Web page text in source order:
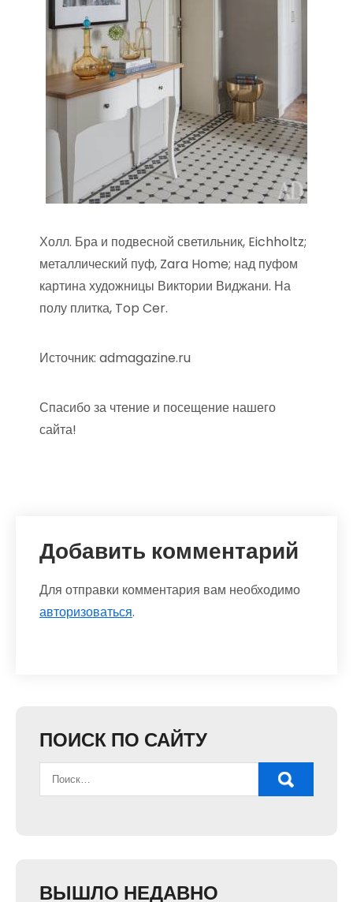
Холл. Бра и подвесной светильник, Eichholtz;
металлический пуф, Zara Home; над пуфом
картина художницы Виктории Виджани. На
полу плитка, Top Cer.
Источник: admagazine.ru
Спасибо за чтение и посещение нашего
сайта!
Добавить комментарий
Для отправки комментария вам необходимо
авторизоваться.
ПОИСК ПО САЙТУ
ВЫШЛО НЕДАВНО